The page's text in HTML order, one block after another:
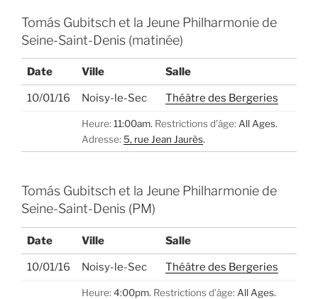
Tomás Gubitsch et la Jeune Philharmonie de
Seine-Saint-Denis (matinée)
Date Ville Salle
10/01/16 Noisy-le-Sec Théâtre des Bergeries
Heure: 11:00am. Restrictions d’âge: All Ages.
Adresse: 5, rue Jean Jaurès.
Tomás Gubitsch et la Jeune Philharmonie de
Seine-Saint-Denis (PM)
Date Ville Salle
10/01/16 Noisy-le-Sec Théâtre des Bergeries
Heure: 4:00pm. Restrictions d’âge: All Ages.